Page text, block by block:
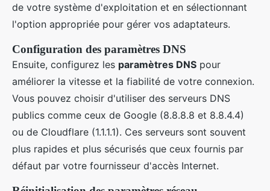
de votre système d'exploitation et en sélectionnant
l'option appropriée pour gérer vos adaptateurs.
Configuration des paramètres DNS
Ensuite, configurez les paramètres DNS pour
améliorer la vitesse et la fiabilité de votre connexion.
Vous pouvez choisir d'utiliser des serveurs DNS
publics comme ceux de Google (8.8.8.8 et 8.8.4.4)
ou de Cloudflare (1.1.1.1). Ces serveurs sont souvent
plus rapides et plus sécurisés que ceux fournis par
défaut par votre fournisseur d'accès Internet.